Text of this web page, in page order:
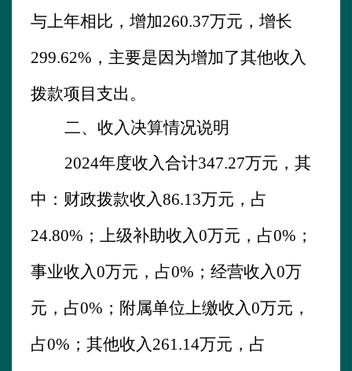
与上年相比，增加260.37万元，增长
299.62% ，主要是因为增加了其他收入
拨款项目支出。
二、收入决算情况说明
2024年度收入合计347.27万元，其
中：财政拨款收入86.13万元，占
24.80% ；上级补助收入0万元，占0% ；
事业收入0万元，占0% ；经营收入0万
元，占0% ；附属单位上缴收入0万元，
占0% ；其他收入261.14万元，占